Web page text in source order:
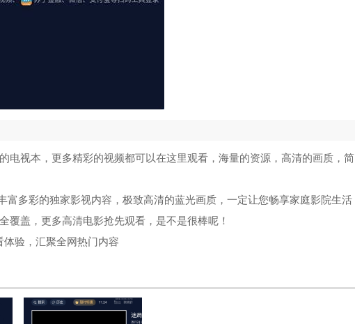
电视本，更多精彩的视频都可以在这里观看，海量的资源，高清的画质，简
富多彩的独家影视内容，极致高清的蓝光画质，一定让您畅享家庭影院生活
覆盖，更多高清电影抢先观看，是不是很棒呢！
验，汇聚全网热门内容